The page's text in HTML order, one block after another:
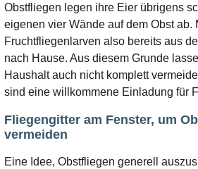
Obstfliegen legen ihre Eier übrigens
eigenen vier Wände auf dem Obst ab.
Fruchtfliegenlarven also bereits aus
nach Hause. Aus diesem Grunde
Haushalt auch nicht komplett
sind eine willkommene Einladung für
Fliegengitter am Fenster, um
vermeiden
Eine Idee, Obstfliegen generell